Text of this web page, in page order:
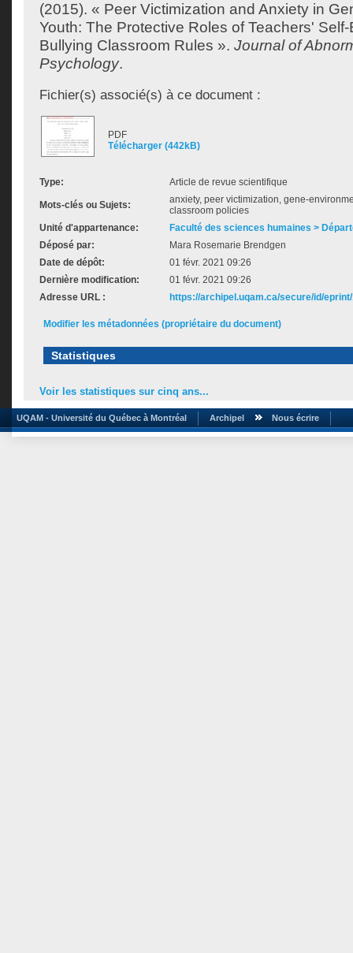
(2015). « Peer Victimization and Anxiety in
Youth: The Protective Roles of Teachers'
Bullying Classroom Rules ». Journal of
Psychology.
Fichier(s) associé(s) à ce document :
PDF
Télécharger (442kB)
Type: Article de revue scientifique
Mots-clés ou Sujets:
anxiety, peer victimization, gene-
classroom policies
Unité d'appartenance:
Faculté des sciences humaines >
Déposé par:
Mara Rosemarie Brendgen
Date de dépôt:
01 févr. 2021 09:26
Dernière modification:
01 févr. 2021 09:26
Adresse URL :
https://archipel.uqam.ca/secure/id/
Modifier les métadonnées (propriétaire du document)
Statistiques
Voir les statistiques sur cinq ans...
UQAM - Université du Québec à Montréal Archipel Nous écrire